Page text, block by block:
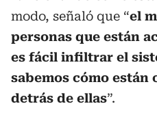
modo, señaló que “el
personas que están
es fácil infiltrar el
sabemos cómo están
detrás de ellas”.